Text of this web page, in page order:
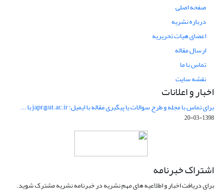
صفحه اصلی
درباره نشریه
اعضای هیات تحریریه
ارسال مقاله
تماس با ما
نقشه سایت
اخبار و اعلانات
برای تماس با مجله و طرح سوالات یا پیگیری مقاله با ایمیل: japr@ut.ac.ir با ...
1398-03-20
اشتراک خبرنامه
برای دریافت اخبار و اطلاعیه های مهم نشریه در خبرنامه نشریه مشترک شوید.